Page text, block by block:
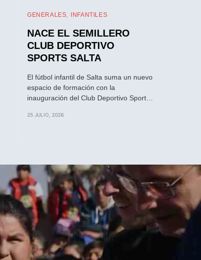
GENERALES INFANTILES
NACE EL SEMILLERO
CLUB DEPORTIVO
SPORTS SALTA
El fútbol infantil de Salta suma un nuevo
espacio de formación con la
inauguración del Club Deportivo Sport…
25 JULIO, 2026